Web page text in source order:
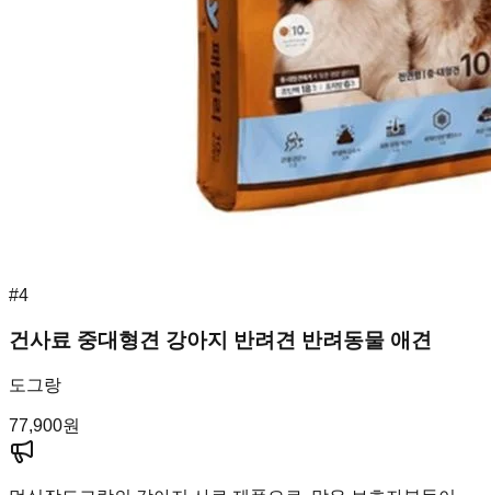
#4
건사료 중대형견 강아지 반려견 반려동물 애견
도그랑
77,900원